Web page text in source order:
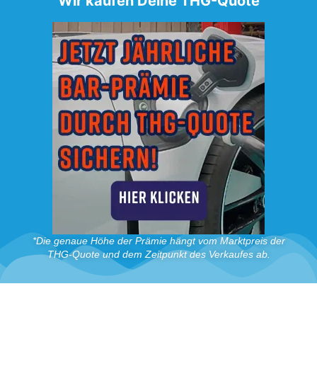
*Die genaue Höhe der Prämie hängt vom Marktpreis der
THG-Quote und dem Zeitpunkt des Verkaufes ab.